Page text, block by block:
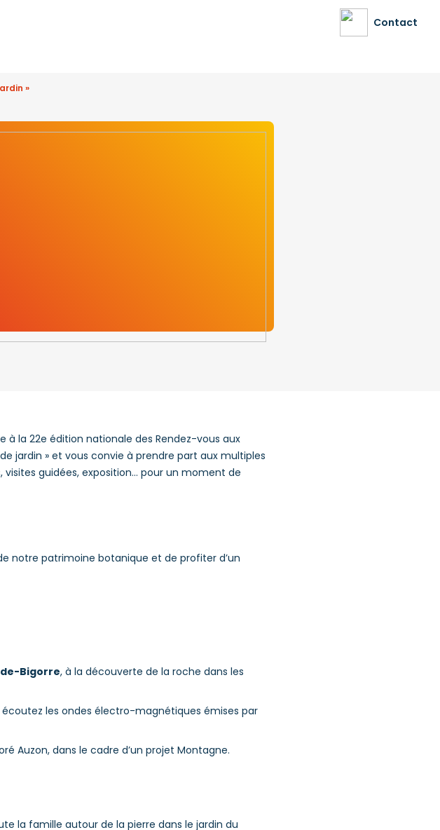
Contact
»
la 22e édition nationale des Rendez-vous aux
jardin » et vous convie à prendre part aux multiples
guidées, exposition… pour un moment de
notre patrimoine botanique et de profiter d’un
de-Bigorre, à la découverte de la roche dans les
les ondes électro-magnétiques émises par
Auzon, dans le cadre d’un projet Montagne.
la famille autour de la pierre dans le jardin du